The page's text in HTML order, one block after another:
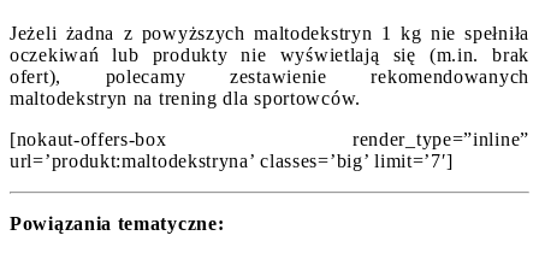
Jeżeli żadna z powyższych maltodekstryn 1 kg nie spełniła
oczekiwań lub produkty nie wyświetlają się (m.in. brak
ofert), polecamy zestawienie rekomendowanych
maltodekstryn na trening dla sportowców.
[nokaut-offers-box render_type=”inline”
url=’produkt:maltodekstryna’ classes=’big’ limit=’7′]
Powiązania tematyczne: